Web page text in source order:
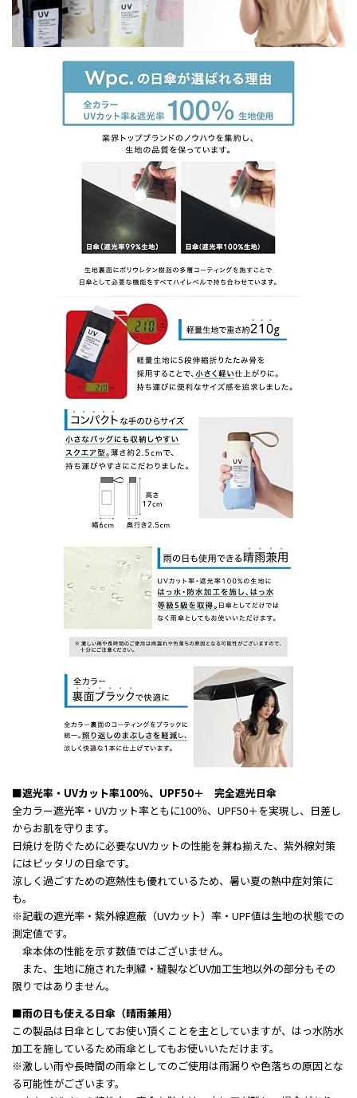
■遮光率・UVカット率100％、UPF50＋ 完全遮光日傘
全カラー遮光率・UVカット率ともに100％、UPF50＋を実現し、日差し
からお肌を守ります。
日焼けを防ぐために必要なUVカットの性能を兼ね揃えた、紫外線対策
にはピッタリの日傘です。
涼しく過ごすための遮熱性も優れているため、暑い夏の熱中症対策に
も。
※記載の遮光率・紫外線遮蔽（UVカット）率・UPF値は生地の状態での
測定値です。
傘本体の性能を示す数値ではございません。
また、生地に施された刺繍・縫製などUV加工生地以外の部分もその
限りではありません。
■雨の日も使える日傘（晴雨兼用）
この製品は日傘としてお使い頂くことを主としていますが、はっ水防水
加工を施しているため雨傘としてもお使いいただけます。
※激しい雨や長時間の雨傘としてのご使用は雨漏りや色落ちの原因とな
る可能性がございます。